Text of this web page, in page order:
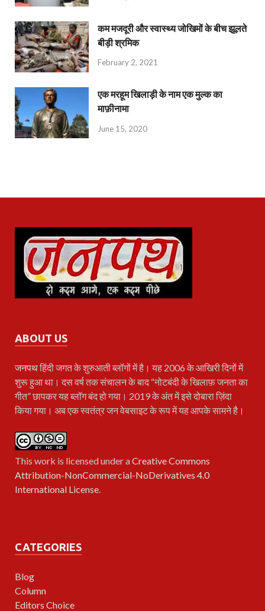
कम मजदूरी और स्वास्थ्य जोखिमों के बीच झूलते
बीड़ी श्रमिक
February 2, 2021
एक मरहूम खिलाड़ी के नाम एक मुल्क का
माफ़ीनामा
June 15, 2020
ABOUT US
जनपथहिंदी जगत के शुरुआती ब्लॉगों में है। यह 2006 के आखिरी दिनों में
शुरू हुआ था। दस वर्ष तक संचालन के बाद “नोटबंदी के खिलाफ़ जनता का
गीत” छापकर यह ब्लॉग बंद हो गया। 2019 के अंत में इसे दोबारा ज़िंदा
किया गया। अब एक स्वतंत्र जन वेबसाइट के रूप में यह आपके सामने है।
This work is licensed under aCreative Commons
Attribution-NonCommercial-NoDerivatives 4.0
International License.
CATEGORIES
Blog
Column
Editors Choice